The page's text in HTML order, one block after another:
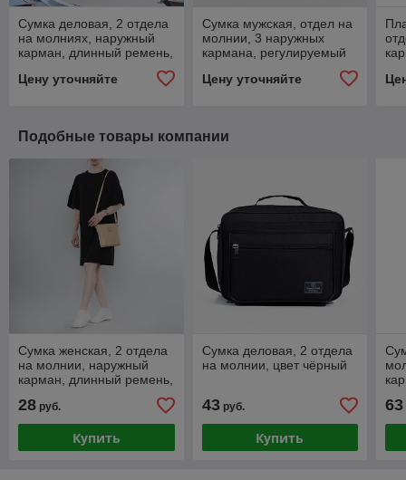
Сумка деловая, 2 отдела
на молниях, наружный
карман, длинный ремень,
Цену уточняйте
Сумка мужская, отдел на
молнии, 3 наружных
кармана, регулируемый
Цену уточняйте
Подобные товары компании
Сумка женская, 2 отдела
на молнии, наружный
карман, длинный ремень,
28 руб.
Купить
Сумка деловая, 2 отдела
на молнии, цвет чёрный
43руб.
Купить
63